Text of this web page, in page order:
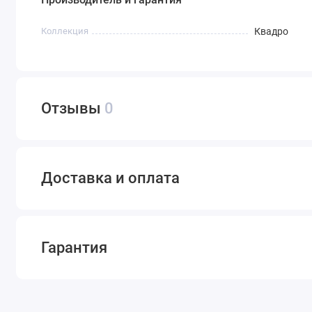
Коллекция Квадро
Отзывы 0
Доставка и оплата
Гарантия